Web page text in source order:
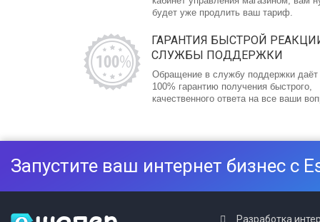
будет уже продлить ваш тариф.
ГАРАНТИЯ БЫСТРОЙ
СЛУЖБЫ ПОДДЕРЖКИ
Обращение в службу поддержки
100% гарантию получения быстрого,
качественного ответа на все ваши
Запустите ваш интернет бизнес с
Разработка